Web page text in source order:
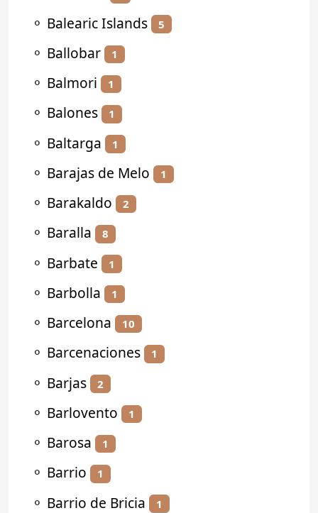
⚬ Balearic Islands 5
⚬ Ballobar 1
⚬ Balmori 1
⚬ Balones 1
⚬ Baltarga 1
⚬ Barajas de Melo 1
⚬ Barakaldo 2
⚬ Baralla 8
⚬ Barbate 1
⚬ Barbolla 1
⚬ Barcelona 10
⚬ Barcenaciones 1
⚬ Barjas 2
⚬ Barlovento 1
⚬ Barosa 1
⚬ Barrio 1
⚬ Barrio de Bricia 1